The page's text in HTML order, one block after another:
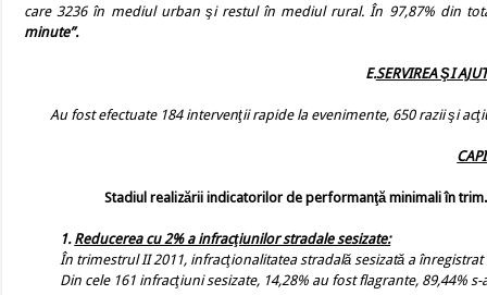
care3236 în mediul urban şi restul în mediul rural. În 97,87% din
minute”.
E.SERVIREA ŞI
Au fost efectuate 184 intervenţii rapide la evenimente, 650 razii şi
Stadiul realizării indicatorilor de performanţă minimali în
1. Reducerea cu 2% a infracţiunilor stradale sesizate:
În trimestrul II 2011, infracţionalitatea stradală sesizată a înregistrat
Din cele 161 infracţiuni sesizate, 14,28% au fost flagrante, 89,44% s-